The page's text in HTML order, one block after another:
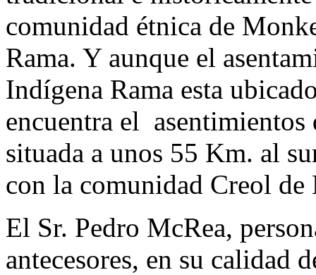
comunidad étnica de
Rama. Y aunque el
Indígena Rama esta
encuentra el
situada a unos 55 Km. al
con la comunidad Creol
El Sr. Pedro McRea,
antecesores, en su calidad